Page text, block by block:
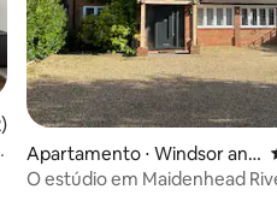
avaliação média de 5, 12
Apartamento ⋅ Windsor and
Maidenhead
O estúdio em Maidenhead